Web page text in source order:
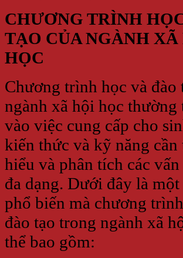
CHƯƠNG TRÌNH
TẠO CỦA NGÀNH
HỌC
Chương trình học và đào
ngành xã hội học thường
vào việc cung cấp cho
kiến thức và kỹ năng cần
hiểu và phân tích các
đa dạng. Dưới đây là một
phổ biến mà chương
đào tạo trong ngành xã
thể bao gồm: